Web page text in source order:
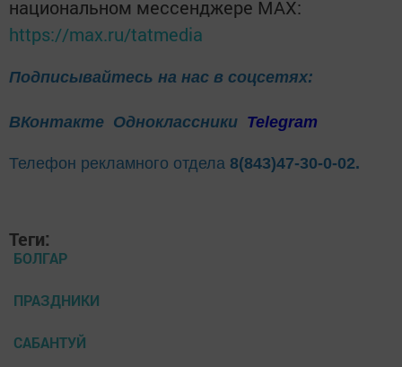
национальном мессенджере MАХ:
https://max.ru/tatmedia
Подписывайтесь на нас в соцсетях:
ВКонтакте Одноклассники Telegram
Телефон рекламного отдела 8(843)47-30-0-02.
Теги:
БОЛГАР
ПРАЗДНИКИ
САБАНТУЙ